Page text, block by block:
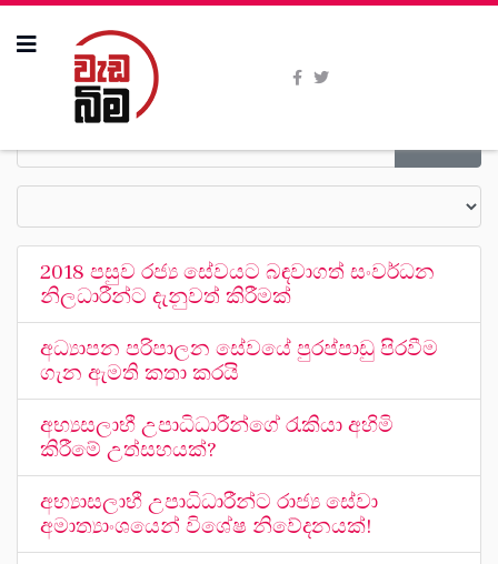
2018 පසුව රජ්‍ය සේවයට බඳවාගත් සංවර්ධන
නිලධාරීන්ට දැනුවත් කිරීමක්
අධ්‍යාපන පරිපාලන සේවයේ පුරප්පාඩු පිරවීම
ගැන ඇමති කතා කරයි
අභ්‍යසලාභී උපාධිධාරීන්ගේ රැකියා අහිමි
කිරීමේ උත්සහයක්?
අභ්‍යාසලාභී උපාධිධාරීන්ට රාජ්‍ය සේවා
අමාත්‍යාංශයෙන් විශේෂ නිවේදනයක්!